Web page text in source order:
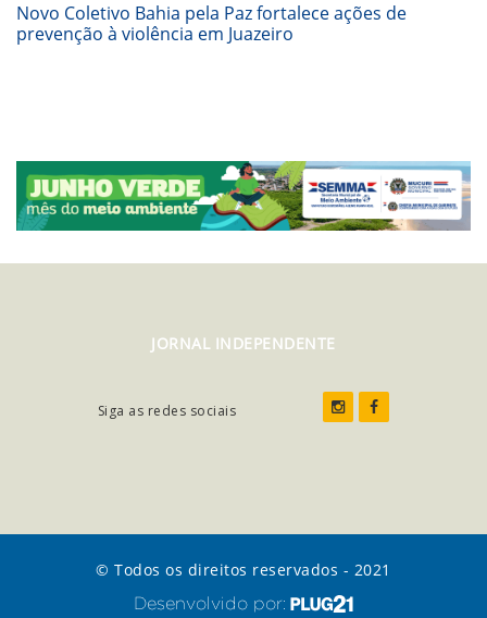
Novo Coletivo Bahia pela Paz fortalece ações de
prevenção à violência em Juazeiro
JORNAL INDEPENDENTE
Siga as redes sociais
© Todos os direitos reservados - 2021